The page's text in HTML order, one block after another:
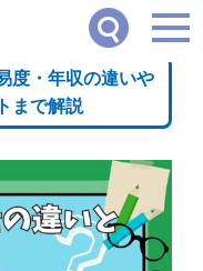
とは？難易度・年収の違いやダブ
度・年収の違いや
まで解説